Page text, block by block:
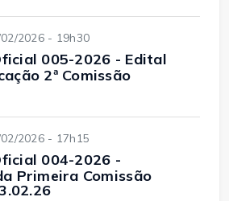
2026 - 19h30
005-2026 - Edital
2ª Comissão
2026 - 17h15
004-2026 -
Primeira Comissão